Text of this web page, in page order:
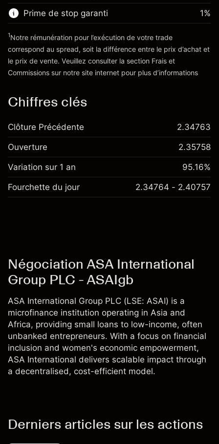
Valeur nominale avec effet de levier
~£4,000.00
Vers la plateforme
position
Taille de la position avec effet de levier
Valeur nominale avec effet de levier
~ £4,000.00
Prime de stop garanti
'Tarifs et Frais
1%
1Notre rémunération pour l’exécution de votre trade
correspond au spread, soit la différence entre le prix d’achat et
le prix de vente. Veuillez consulter la section Frais et
Commissions sur notre site internet pour plus d’informations
Chiffres clés
Clôture Précédente 2.34763
Ouverture 2.35758
Variation sur 1 an 95.16%
Fourchette du jour 2.34764 - 2.40757
Négociation ASA International
Group PLC - ASAIgb
ASA International Group PLC (LSE: ASAI) is a
microfinance institution operating in Asia and
Africa, providing small loans to low-income, often
unbanked entrepreneurs. With a focus on financial
inclusion and women's economic empowerment,
ASA International delivers scalable impact through
a decentralised, cost-efficient model.
Derniers articles sur les actions